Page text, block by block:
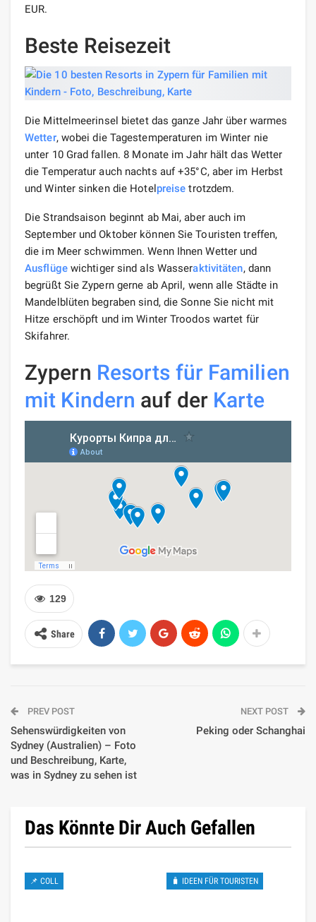
EUR.
Beste Reisezeit
Die Mittelmeerinsel bietet das ganze Jahr über warmes
Wetter, wobei die Tagestemperaturen im Winter nie
unter 10 Grad fallen. 8 Monate im Jahr hält das Wetter
die Temperatur auch nachts auf +35°C, aber im Herbst
und Winter sinken die Hotelpreise trotzdem.
Die Strandsaison beginnt ab Mai, aber auch im
September und Oktober können Sie Touristen treffen,
die im Meer schwimmen. Wenn Ihnen Wetter und
Ausflügewichtiger sind als Wasseraktivitäten, dann
begrüßt Sie Zypern gerne ab April, wenn alle Städte in
Mandelblüten begraben sind, die Sonne Sie nicht mit
Hitze erschöpft und im Winter Troodos wartet für
Skifahrer.
Zypern Resorts für Familien
mit Kindern auf der Karte
129
Share
PREV POST
Sehenswürdigkeiten von
Sydney (Australien) – Foto
und Beschreibung, Karte,
was in Sydney zu sehen ist
NEXT POST
Peking oder Schanghai
Das Könnte Dir Auch Gefallen
📌 COLL 🧳 IDEEN FÜR TOURISTEN